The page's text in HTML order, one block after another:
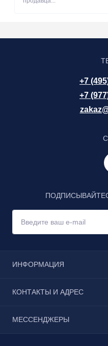
+7
+7
ИНФОРМАЦИЯ
Реквизиты
Каталог
КОНТАКТЫ И АДРЕС
185
МЕССЕНДЖЕРЫ